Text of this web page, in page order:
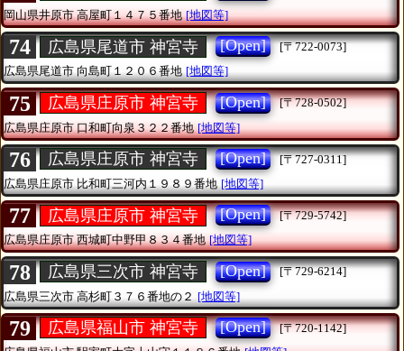
岡山県井原市高屋町１４７５番地 [地図等]
74 広島県尾道市 神宮寺 [Open]
[〒722-0073]
広島県尾道市向島町１２０６番地 [地図等]
75 広島県庄原市 神宮寺 [Open]
[〒728-0502]
広島県庄原市口和町向泉３２２番地 [地図等]
76 広島県庄原市 神宮寺 [Open]
[〒727-0311]
広島県庄原市 比和町三河内１９８９番地 [地図等]
77 広島県庄原市 神宮寺 [Open]
[〒729-5742]
広島県庄原市西城町中野甲８３４番地 [地図等]
78 広島県三次市 神宮寺 [Open]
[〒729-6214]
広島県三次市 高杉町３７６番地の２ [地図等]
79 広島県福山市 神宮寺 [Open]
[〒720-1142]